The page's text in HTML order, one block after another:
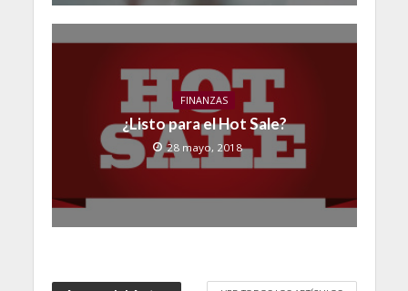
FINANZAS
¿Listo para el Hot Sale?
28 mayo, 2018